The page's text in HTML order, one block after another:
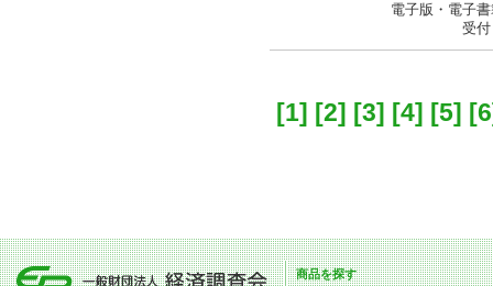
電子版・電子
受付：平日
[1] [2] [3] [4] [5]
商品を探す